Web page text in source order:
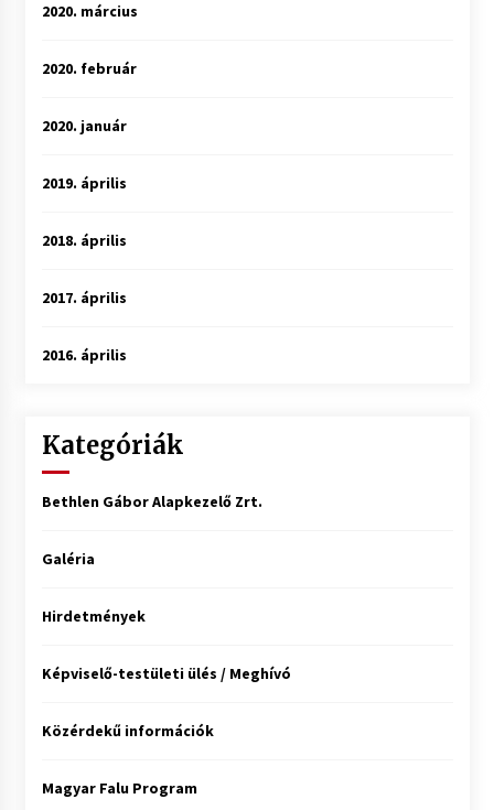
2020. március
2020. február
2020. január
2019. április
2018. április
2017. április
2016. április
Kategóriák
Bethlen Gábor Alapkezelő Zrt.
Galéria
Hirdetmények
Képviselő-testületi ülés / Meghívó
Közérdekű információk
Magyar Falu Program